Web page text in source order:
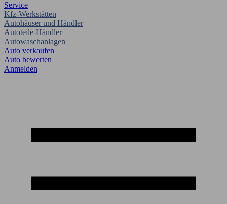
Service
Kfz-Werkstätten
Autohäuser und Händler
Autoteile-Händler
Autowaschanlagen
Auto verkaufen
Auto bewerten
Anmelden